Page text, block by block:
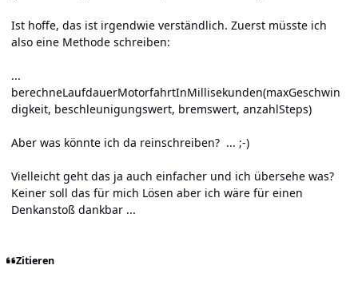
Ist hoffe, das ist irgendwie verständlich. Zuerst müsste ich
also eine Methode schreiben:
...
berechneLaufdauerMotorfahrtInMillisekunden(maxGeschwin
digkeit, beschleunigungswert, bremswert, anzahlSteps)
Aber was könnte ich da reinschreiben? ... ;-)
Vielleicht geht das ja auch einfacher und ich übersehe was?
Keiner soll das für mich Lösen aber ich wäre für einen
Denkanstoß dankbar ...
Zitieren